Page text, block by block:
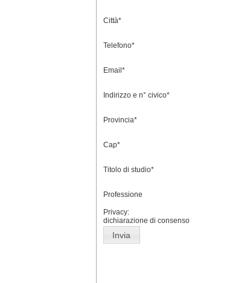
Città*
Telefono*
Email*
Indirizzo e n° civico*
Provincia*
Cap*
Titolo di studio*
Professione
Privacy:
dichiarazione di consenso